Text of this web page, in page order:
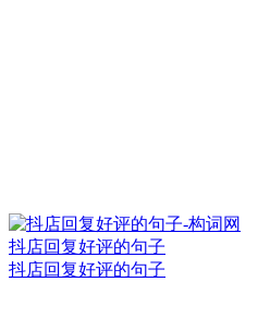
抖店回复好评的句子
抖店回复好评的句子